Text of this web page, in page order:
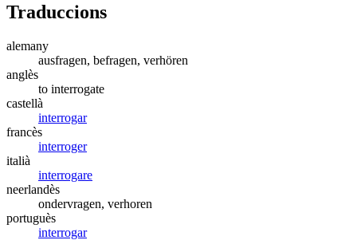
Traduccions
alemany
ausfragen, befragen, verhören
anglès
to interrogate
castellà
interrogar
francès
interroger
italià
interrogare
neerlandès
ondervragen, verhoren
portuguès
interrogar